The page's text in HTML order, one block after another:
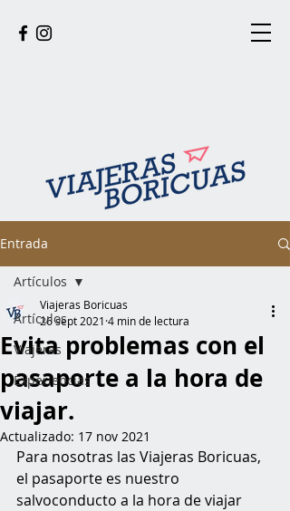
Entrada
Artículos
Viajeras
Experiencias
Artículos
Evita problemas con el
pasaporte a la hora de
viajar.
Viajeras Boricuas
26 sept 2021 4 min de lectura
Actualizado: 17 nov 2021
Para nosotras las Viajeras Boricuas,
el pasaporte es nuestro
salvoconducto a la hora de viajar